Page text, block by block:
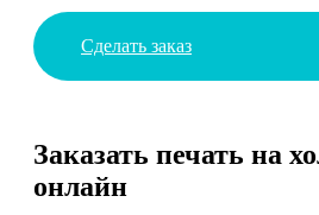
Сделать заказ
Заказать печать на
онлайн